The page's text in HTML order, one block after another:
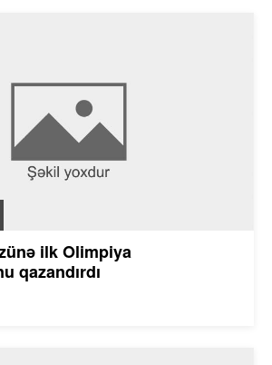
ilk Olimpiya
qazandırdı